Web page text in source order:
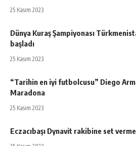
25 Kasım 2023
Dünya Kuraş Şampiyonası
başladı
25 Kasım 2023
“Tarihin en iyi futbolcusu” Diego
Maradona
25 Kasım 2023
Eczacıbaşı Dynavit rakibine set